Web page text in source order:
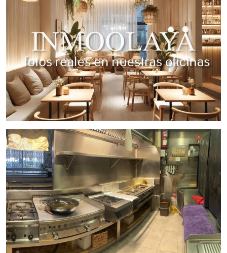
Traspaso en 165.000€ y alquiler en 1.900€
Una oportunidad únicapara profesionales del sector o
inversores que buscan un restaurante operativo en una de
las mejores ubicaciones de Blanes.
Contáctanos para más información o concertar una visita.